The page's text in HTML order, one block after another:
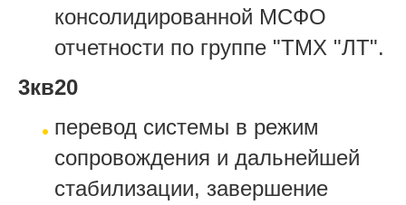
консолидированной МСФО
отчетности по группе "ТМХ "ЛТ".
3кв20
перевод системы в режим
сопровождения и дальнейшей
стабилизации, завершение